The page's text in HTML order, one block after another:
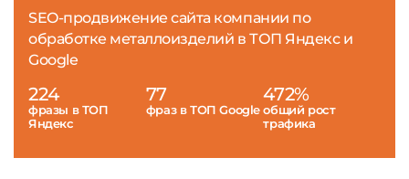
SEO-продвижение сайта компании по
обработке металлоизделий в ТОП Яндекс и
Google
224
фразы в ТОП
Яндекс
77
фраз в ТОП Google
472%
общий рост
трафика